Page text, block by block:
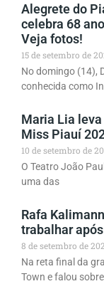
Alegrete do
celebra 68
Veja fotos!
15 de setembro de
No domingo (14),
conhecida como
Maria Lia
Miss Piauí
10 de setembro de
O Teatro João
uma das
Rafa
trabalhar
8 de setembro de
Na reta final da
Town e falou sobre